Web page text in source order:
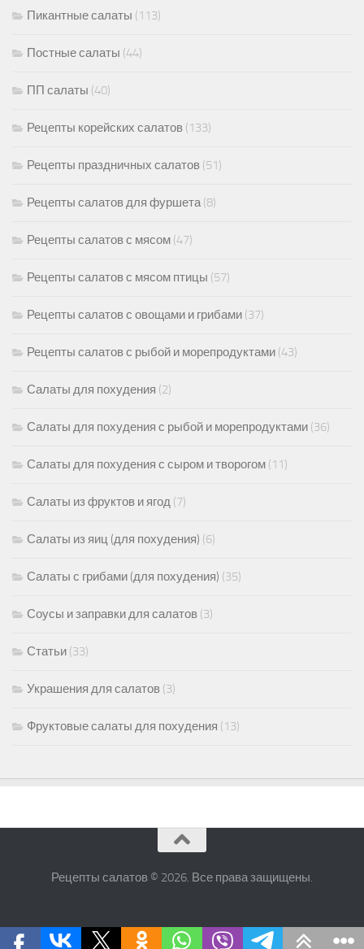
Пикантные салаты (113)
Постные салаты (44)
ПП салаты (40)
Рецепты корейских салатов (133)
Рецепты праздничных салатов (51)
Рецепты салатов для фуршета(8)
Рецепты салатов с мясом (47)
Рецепты салатов с мясом птицы (57)
Рецепты салатов с овощами и грибами (37)
Рецепты салатов с рыбой и морепродуктами (43)
Салаты для похудения (2)
Салаты для похудения с рыбой и морепродуктами (36)
Салаты для похудения с сыром и творогом (11)
Салаты из фруктов и ягод (7)
Салаты из яиц (для похудения) (6)
Салаты с грибами (для похудения) (35)
Соусы и заправки для салатов (3)
Статьи (33)
Украшения для салатов (3)
Фруктовые салаты для похудения (13)
Рецепты салатов © 2026. Все права защищены.